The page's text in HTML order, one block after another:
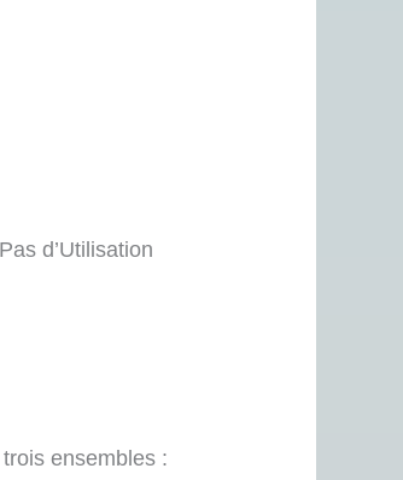
d’Utilisation
ensembles :